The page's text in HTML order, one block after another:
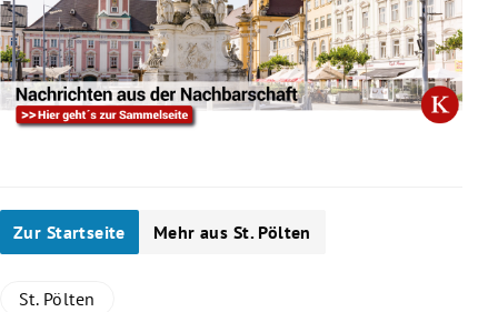
Zur Startseite Mehr aus St. Pölten
St. Pölten